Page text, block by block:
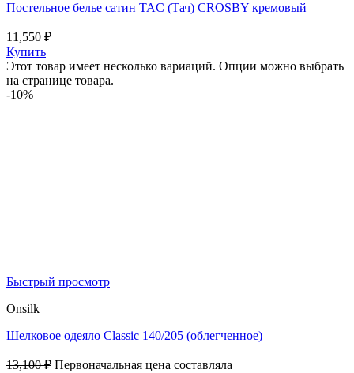
Постельное белье сатин TAC (Тач) CROSBY кремовый
11,550 ₽
Купить
Этот товар имеет несколько вариаций. Опции можно выбрать
на странице товара.
-10%
Быстрый просмотр
Onsilk
Шелковое одеяло Classic 140/205 (облегченное)
13,100₽ Первоначальная цена составляла